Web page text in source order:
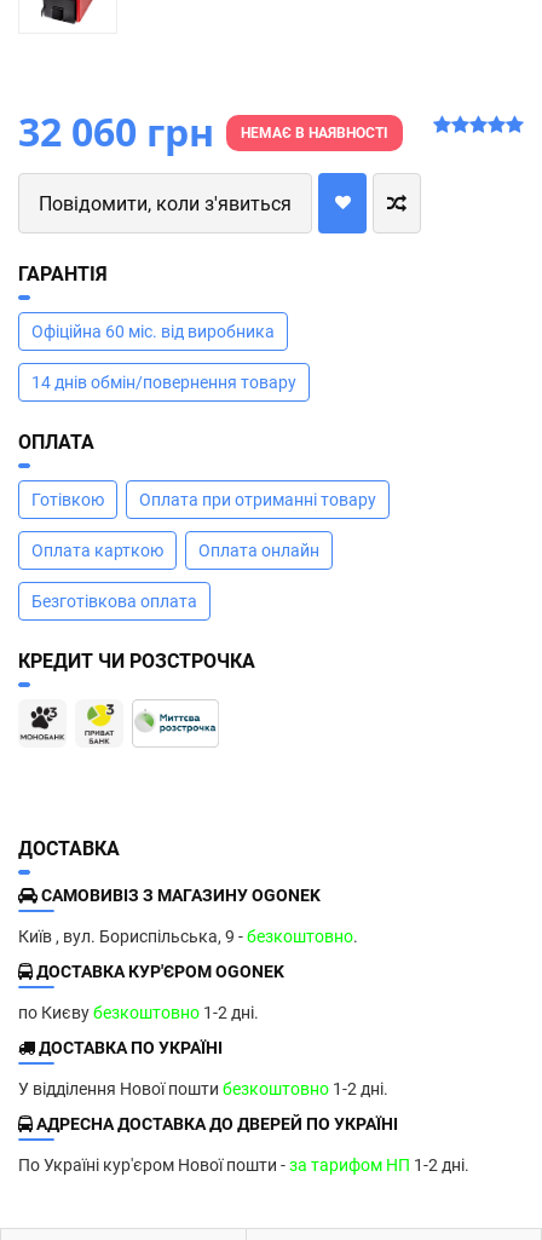
32 060 грн НЕМАЄ В НАЯВНОСТІ
Повідомити, коли з'явиться
ГАРАНТІЯ
Офіційна 60 міс. від виробника
14 днів обмін/повернення товару
ОПЛАТА
Готівкою Оплата при отриманні товару
Оплата карткою Оплата онлайн
Безготівкова оплата
КРЕДИТ ЧИ РОЗСТРОЧКА
ДОСТАВКА
САМОВИВІЗ З МАГАЗИНУ OGONEK
Київ , вул. Бориспільська, 9 -безкоштовно.
ДОСТАВКА КУР'ЄРОМ OGONEK
по Києвубезкоштовно 1-2 дні.
ДОСТАВКА ПО УКРАЇНІ
У відділення Нової пошти безкоштовно 1-2 дні.
АДРЕСНА ДОСТАВКА ДО ДВЕРЕЙ ПО УКРАЇНІ
По Україні кур'єром Нової пошти -за тарифом НП 1-2 дні.